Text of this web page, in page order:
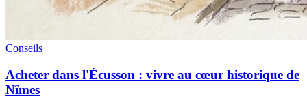
Conseils
Acheter dans l'Écusson : vivre au cœur historique de
Nîmes